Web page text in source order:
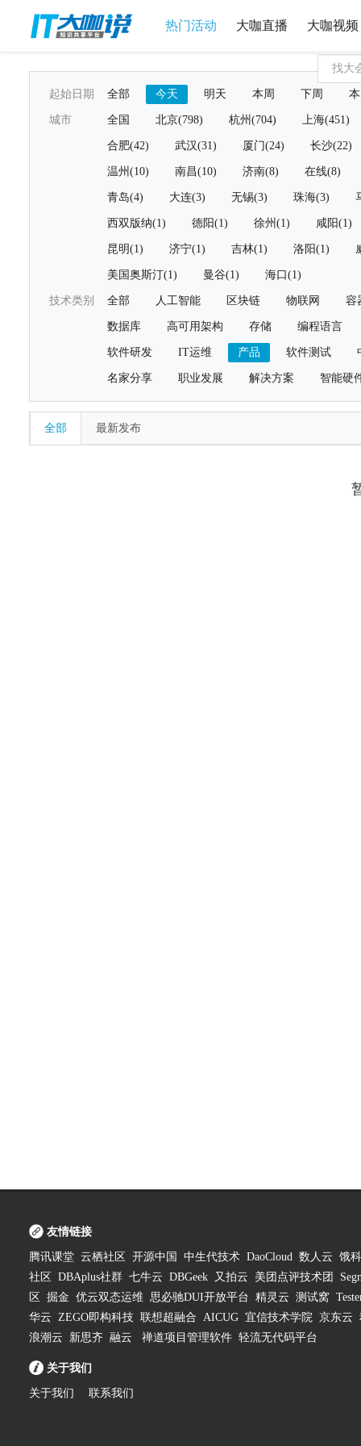
热门活动 大咖直播 大咖视频
起始日期 全部 今天 明天 本周 下周
城市 全国 北京(798) 杭州(704) 上海(451)
合肥(42) 武汉(31) 厦门(24) 长沙(22)
温州(10) 南昌(10) 济南(8) 在线(8)
青岛(4) 大连(3) 无锡(3) 珠海(3)
西双版纳(1) 德阳(1) 徐州(1) 咸阳(1)
昆明(1) 济宁(1) 吉林(1) 洛阳(1)
美国奥斯汀(1) 曼谷(1) 海口(1)
技术类别 全部 人工智能 区块链 物联网 容
数据库 高可用架构 存储 编程语言
软件研发 IT运维 产品 软件测试
名家分享 职业发展 解决方案 智能硬
全部 最新发布
友情链接
腾讯课堂 云栖社区 开源中国 中生代技术 DaoCloud 数人云 饿
社区
DBAplus社群 七牛云 DBGeek 又拍云 美团点评技术团
区
掘金 优云双态运维 思必驰DUI开放平台 精灵云 测试窝
华云 ZEGO即构科技 联想超融合 AICUG 宜信技术学院 京东云
浪潮云
新思齐 融云 禅道项目管理软件 轻流无代码平台
关于我们
关于我们 联系我们